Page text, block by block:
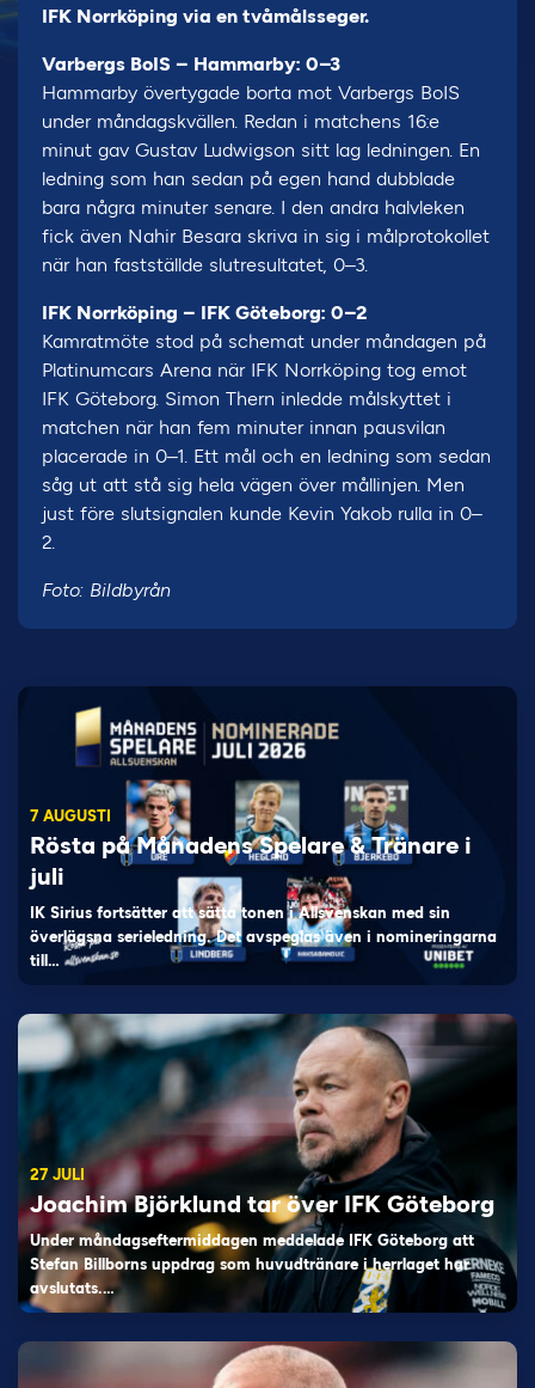
IFK Norrköping via en tvåmålsseger.
Varbergs BoIS – Hammarby: 0–3
Hammarby övertygade borta mot Varbergs BoIS
under måndagskvällen. Redan i matchens 16:e
minut gav Gustav Ludwigson sitt lag ledningen. En
ledning som han sedan på egen hand dubblade
bara några minuter senare. I den andra halvleken
fick även Nahir Besara skriva in sig i målprotokollet
när han fastställde slutresultatet, 0–3.
IFK Norrköping – IFK Göteborg: 0–2
Kamratmöte stod på schemat under måndagen på
Platinumcars Arena när IFK Norrköping tog emot
IFK Göteborg. Simon Thern inledde målskyttet i
matchen när han fem minuter innan pausvilan
placerade in 0–1. Ett mål och en ledning som sedan
såg ut att stå sig hela vägen över mållinjen. Men
just före slutsignalen kunde Kevin Yakob rulla in 0–
2.
Foto: Bildbyrån
7 AUGUSTI
Rösta på Månadens Spelare & Tränare i
juli
IK Sirius fortsätter att sätta tonen i Allsvenskan med sin
överlägsna serieledning. Det avspeglas även i nomineringarna
till…
27 JULI
Joachim Björklund tar över IFK Göteborg
Under måndagseftermiddagen meddelade IFK Göteborg att
Stefan Billborns uppdrag som huvudtränare i herrlaget har
avslutats.…